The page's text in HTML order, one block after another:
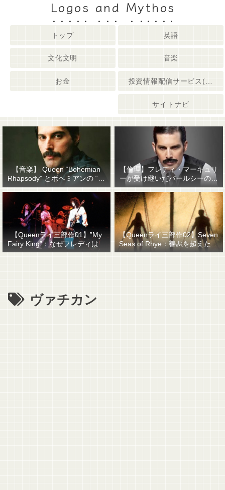
Logos and Mythos
トップ 英語
文化文明 音楽
お金
サイトナビ
【音楽】 Queen “Bohemian
Rhapsody” とボヘミアンの “他
人事感”
【倫理】フレディ・マーキュリ
ーが受け継いだパールシーの精
神遺産
【Queenライ三部作01】”My
Fairy King”：なぜフレディはマ
ーキュリーと名乗ったのか？
【Queenライ三部作02】Seven
Seas of Rhye：善悪を超えたも
のを善悪で裁くということ
ヴァチカン